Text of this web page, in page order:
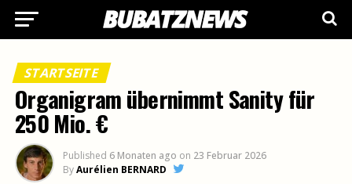
STARTSEITE
Organigram übernimmt Sanity für
250 Mio. €
Published 6 Monaten ago on 23 Februar 2026
ByAurélien BERNARD